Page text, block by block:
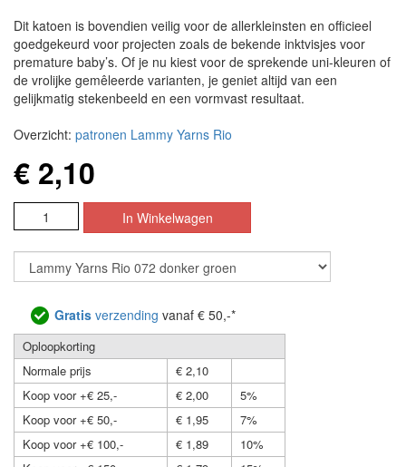
Dit katoen is bovendien veilig voor de allerkleinsten en officieel
goedgekeurd voor projecten zoals de bekende inktvisjes voor
premature baby’s. Of je nu kiest voor de sprekende uni-kleuren of
de vrolijke gemêleerde varianten, je geniet altijd van een
gelijkmatig stekenbeeld en een vormvast resultaat.
Overzicht: patronen Lammy Yarns Rio
€ 2,10
Gratis verzending vanaf € 50,-*
Oploopkorting
Normale prijs
€ 2,10
Koop voor +€ 25,-
€ 2,00
5%
Koop voor +€ 50,-
€ 1,95
7%
Koop voor +€ 100,-
€ 1,89
10%